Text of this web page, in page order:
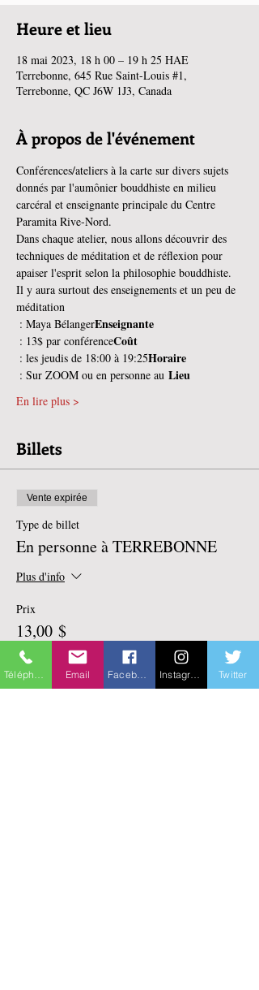
Heure et lieu
18 mai 2023, 18 h 00 – 19 h 25 HAE
Terrebonne, 645 Rue Saint-Louis #1,
Terrebonne, QC J6W 1J3, Canada
À propos de l'événement
Conférences/ateliers à la carte sur divers sujets
donnés par l'aumônier bouddhiste en milieu
carcéral et enseignante principale du Centre
Paramita Rive-Nord.
Dans chaque atelier, nous allons découvrir des
techniques de méditation et de réflexion pour
apaiser l'esprit selon la philosophie bouddhiste.
Il y aura surtout des enseignements et un peu de
méditation
: Maya BélangerEnseignante
: 13$ par conférenceCoût
: les jeudis de 18:00 à 19:25Horaire
: Sur ZOOM ou en personne au Lieu
En lire plus >
Billets
Vente expirée
Type de billet
En personne à TERREBONNE
Plus d'info
Prix
13,00 $
+ 0,33 $ de frais de billetterie
Email Twitter